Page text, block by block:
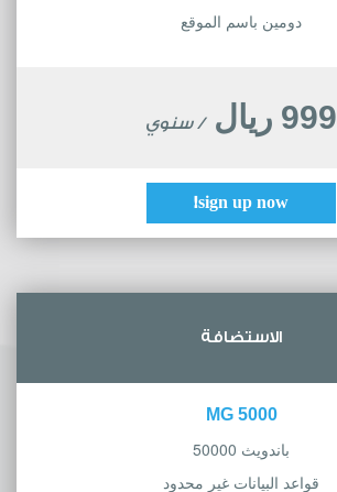
دومين باسم الموقع
999 ريال / سنوي
sign up now!
الاستضافة
5000 MG
باندويث 50000
قواعد البيانات غير محدود